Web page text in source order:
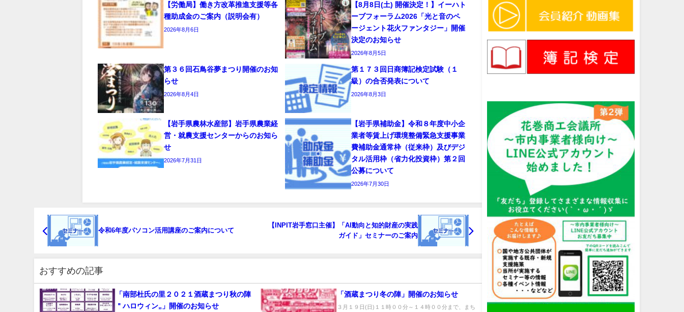
【労働局】働き方改革推進支援等各
種助成金のご案内（説明会有）
2026年8月6日
【8月8日(土) 開催決定！】イーハト
ーブフォーラム2026「光と音のペ
ージェント花火ファンタジー」開催
決定のお知らせ
2026年8月5日
第３６回石鳥谷夢まつり開催のお知
らせ
2026年8月4日
第１７３回日商簿記検定試験（１
級）の合否発表について
2026年8月3日
【岩手県農林水産部】岩手県農業経
営・就農支援センターからのお知ら
せ
2026年7月31日
【岩手県補助金】令和８年度中小企
業者等賃上げ環境整備緊急支援事業
費補助金通常枠（従来枠）及びデジ
タル活用枠（省力化投資枠）第２回
公募について
2026年7月30日
令和6年度パソコン活用講座のご案内について
【INPIT岩手窓口主催】「AI動向と知的財産の実践
ガイド」セミナーのご案内
おすすめの記事
「南部杜氏の里２０２１酒蔵まつり秋の陣
＂ハロウィン„」開催のお知らせ
「酒蔵まつり冬の陣」開催のお知らせ
３月１９日(日)１１時００分～１４時００分まで、まち